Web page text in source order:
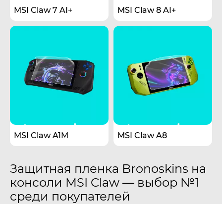
MSI Claw 7 AI+ MSI Claw 8 AI+
MSI Claw A1M MSI Claw A8
Защитная пленка Bronoskins на
консоли MSI Claw — выбор №1
среди покупателей